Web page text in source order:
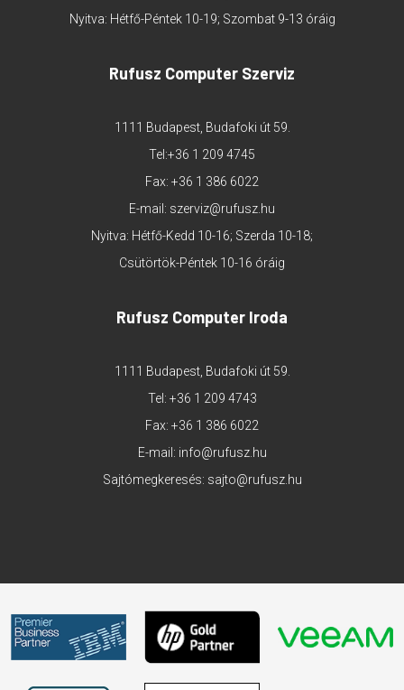
Nyitva: Hétfő-Péntek 10-19; Szombat 9-13 óráig
Rufusz Computer Szerviz
1111 Budapest, Budafoki út 59.
Tel:+36 1 209 4745
Fax: +36 1 386 6022
E-mail: szerviz@rufusz.hu
Nyitva: Hétfő-Kedd 10-16; Szerda 10-18;
Csütörtök-Péntek 10-16 óráig
Rufusz Computer Iroda
1111 Budapest, Budafoki út 59.
Tel: +36 1 209 4743
Fax: +36 1 386 6022
E-mail: info@rufusz.hu
Sajtómegkeresés: sajto@rufusz.hu